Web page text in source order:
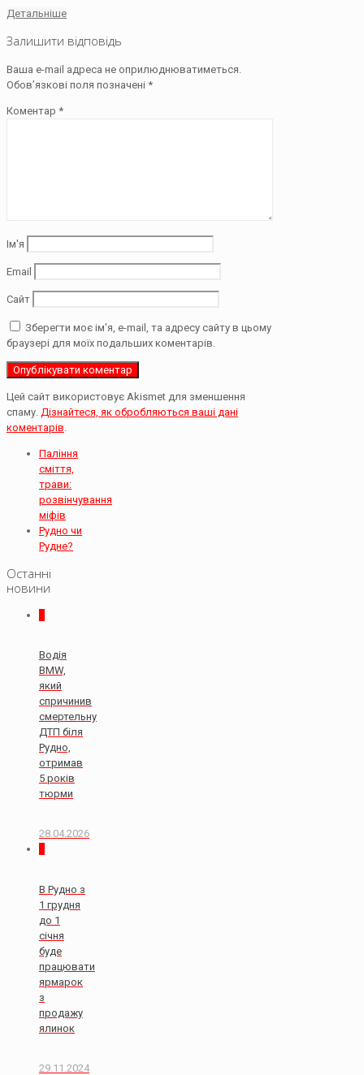
Детальніше
Залишити відповідь
Ваша e-mail адреса не оприлюднюватиметься.
Обов’язкові поля позначені *
Коментар *
Ім'я
Email
Сайт
Зберегти моє ім'я, e-mail, та адресу сайту в цьому
браузері для моїх подальших коментарів.
Цей сайт використовує Akismet для зменшення
спаму. Дізнайтеся, як обробляються ваші дані
коментарів
Паління
сміття,
трави:
розвінчування
міфів
Рудно чи
Рудне?
Останні
новини
Водія
BMW,
який
спричинив
смертельну
ДТП біля
Рудно,
отримав
5 років
тюрми
28.04.2026
В Рудно з
1 грудня
до 1
січня
буде
працювати
ярмарок
з
продажу
ялинок
29.11.2024